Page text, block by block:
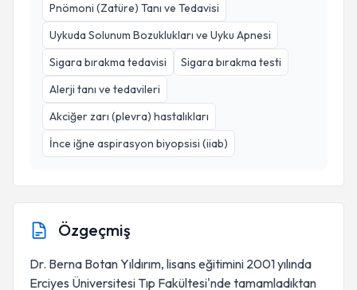
Pnömoni (Zatüre) Tanı ve Tedavisi
Uykuda Solunum Bozuklukları ve Uyku Apnesi
Sigara bırakma tedavisi
Sigara bırakma testi
Alerji tanı ve tedavileri
Akciğer zarı (plevra) hastalıkları
İnce iğne aspirasyon biyopsisi (iiab)
Özgeçmiş
Dr. Berna Botan Yıldırım, lisans eğitimini 2001 yılında
Erciyes Üniversitesi Tıp Fakültesi'nde tamamladıktan